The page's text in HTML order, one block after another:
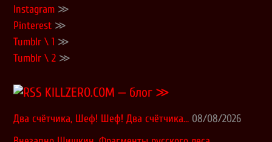
Instagram ≫
Pinterest ≫
Tumblr \ 1 ≫
Tumblr \ 2 ≫
KILLZERO.COM — блог ≫
Два счётчика, Шеф! Шеф! Два счётчика… 08/08/2026